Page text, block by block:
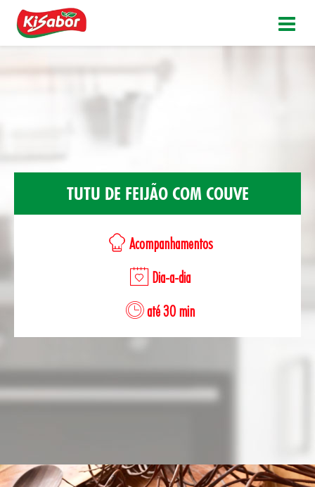
TUTU DE FEIJÃO COM COUVE
Acompanhamentos
Dia-a-dia
até 30 min